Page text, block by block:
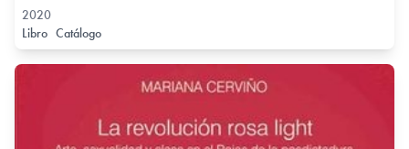
2020
Libro Catálogo